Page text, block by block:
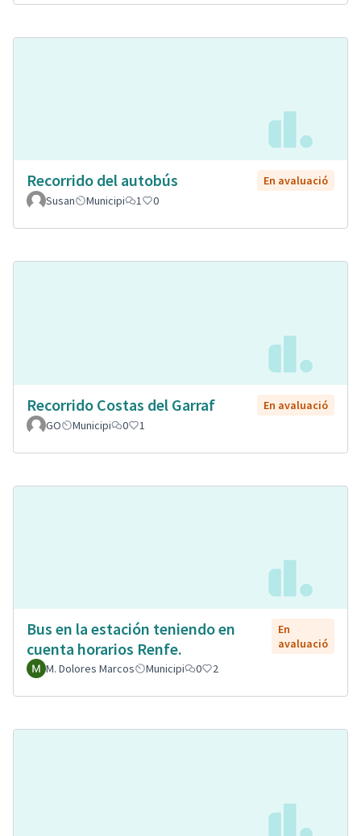
Recorrido del autobús
En avaluació
Susan
Municipi 1 0
Recorrido Costas del Garraf
En avaluació
GO
Municipi 0 1
Bus en la estación teniendo en
cuenta horarios Renfe.
En
avaluació
M. Dolores Marcos
Municipi 0 2